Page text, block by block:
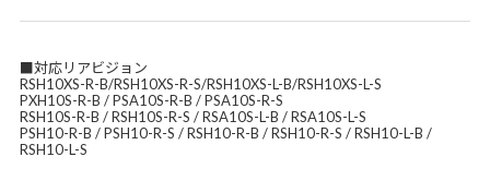
■対応リアビジョン
RSH10XS-R-B/RSH10XS-R-S/RSH10XS-L-B/RSH10XS-L-S
PXH10S-R-B / PSA10S-R-B / PSA10S-R-S
RSH10S-R-B / RSH10S-R-S / RSA10S-L-B / RSA10S-L-S
PSH10-R-B / PSH10-R-S / RSH10-R-B / RSH10-R-S / RSH10-L-B /
RSH10-L-S